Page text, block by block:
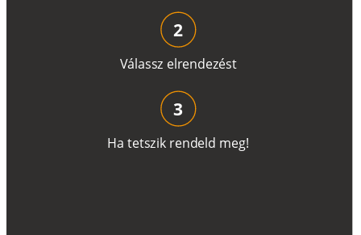
Válassz elrendezést
2
Ha tetszik rendeld meg!
3